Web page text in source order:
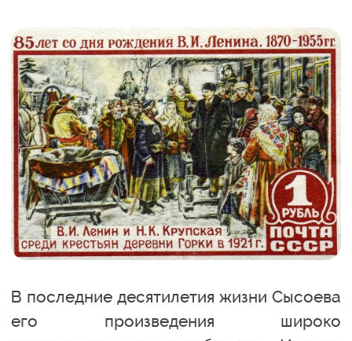
В последние десятилетия жизни Сысоева
его произведения широко